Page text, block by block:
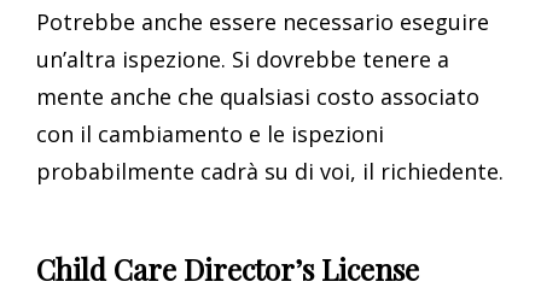
Potrebbe anche essere necessario eseguire
un’altra ispezione. Si dovrebbe tenere a
mente anche che qualsiasi costo associato
con il cambiamento e le ispezioni
probabilmente cadrà su di voi, il richiedente.
Child Care Director’s License